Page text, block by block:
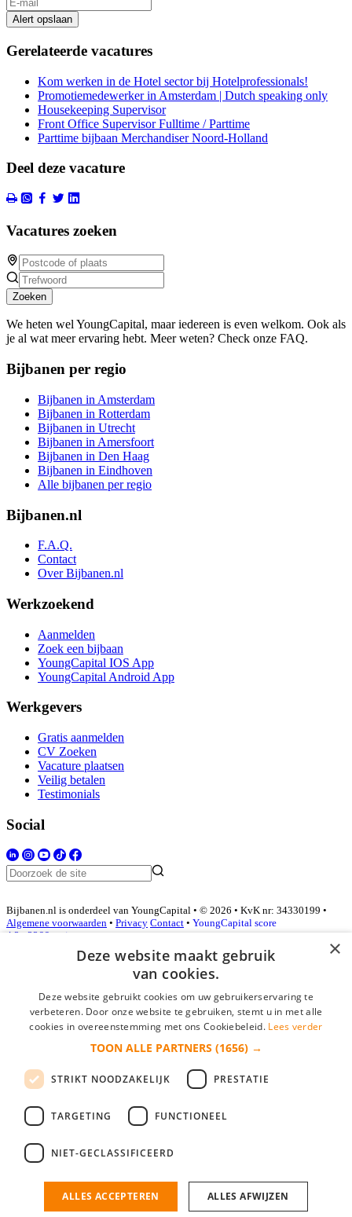
Alert opslaan
Gerelateerde vacatures
Kom werken in de Hotel sector bij Hotelprofessionals!
Promotiemedewerker in Amsterdam | Dutch speaking only
Housekeeping Supervisor
Front Office Supervisor Fulltime / Parttime
Parttime bijbaan Merchandiser Noord-Holland
Deel deze vacature
Vacatures zoeken
Zoeken
We heten wel YoungCapital, maar iedereen is even welkom. Ook als
je al wat meer ervaring hebt. Meer weten? Check onze FAQ.
Bijbanen per regio
Bijbanen in Amsterdam
Bijbanen in Rotterdam
Bijbanen in Utrecht
Bijbanen in Amersfoort
Bijbanen in Den Haag
Bijbanen in Eindhoven
Alle bijbanen per regio
Bijbanen.nl
F.A.Q.
Contact
Over Bijbanen.nl
Werkzoekend
Aanmelden
Zoek een bijbaan
YoungCapital IOS App
YoungCapital Android App
Werkgevers
Gratis aanmelden
CV Zoeken
Vacature plaatsen
Veilig betalen
Testimonials
Social
Bijbanen.nl is onderdeel van YoungCapital • © 2026 • KvK nr: 34330199 •
Algemene voorwaarden • Privacy Contact • YoungCapital score
4.3 - 3366 reviews
Inloggen als bedrijf
*
login gegevens onthouden
login
Bedrijf aanmelden
nieuwe collega/werknemer zo gevonden!
×
Deze website maakt gebruik
van cookies.
Deze website gebruikt cookies om uw gebruikerservaring te
verbeteren. Door onze website te gebruiken, stemt u in met alle
cookies in overeenstemming met ons Cookiebeleid. Lees verder
TOON ALLE PARTNERS (1656) →
STRIKT NOODZAKELIJK PRESTATIE
TARGETING FUNCTIONEEL
NIET-GECLASSIFICEERD
ALLES ACCEPTEREN ALLES AFWIJZEN